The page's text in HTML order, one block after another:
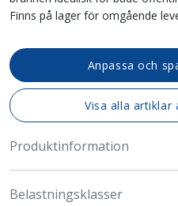
Finns på lager för omgående
Anpassa och
Visa alla artiklar
Produktinformation
Belastningsklasser